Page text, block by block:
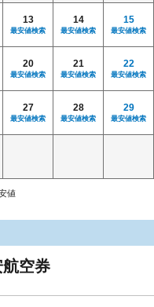
13
最安値検索
14
最安値検索
15
最安値検索
20
最安値検索
21
最安値検索
22
最安値検索
27
最安値検索
28
最安値検索
29
最安値検索
値
空券